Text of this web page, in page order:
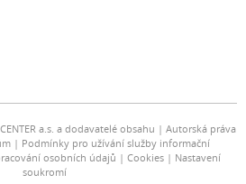
a.s. a dodavatelé obsahu
Autorská práva
Podmínky pro užívání služby informační
osobních údajů Cookies
Nastavení
soukromí